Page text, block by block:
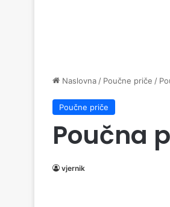
Naslovna / Poučne priče /
Poučne priče
Poučna
vjernik